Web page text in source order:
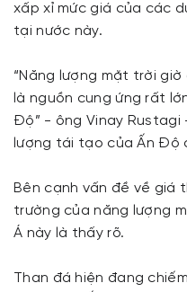
xấp xỉ mức giá của các
tại nước này.
“Năng lượng mặt trời
là nguồn cung ứng rất
Độ” - ông Vinay
lượng tái tạo của Ấn Độ
Bên cạnh vấn đề về giá
trường của năng lượng
Á này là thấy rõ.
Than đá hiện đang